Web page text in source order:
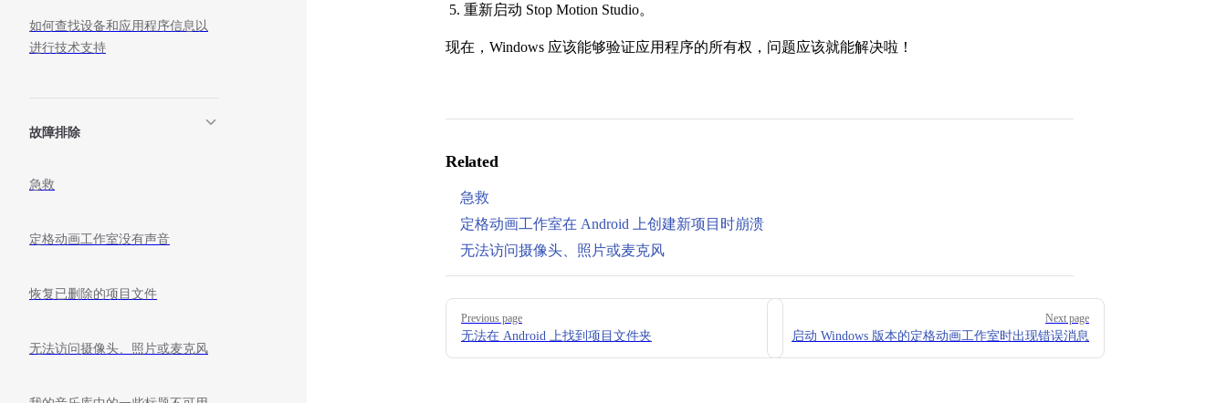
如何查找设备和应用程序信息以
进行技术支持
故障排除
急救
定格动画工作室没有声音
恢复已删除的项目文件
无法访问摄像头、照片或麦克风
重新启动 Stop Motion Studio。
现在，Windows 应该能够验证应用程序的所有权，问题应该就能解决啦！
Related
急救
定格动画工作室在 Android 上创建新项目时崩溃
无法访问摄像头、照片或麦克风
Pager
Previous page
无法在 Android 上找到项目文件夹
Next page
启动 Windows 版本的定格动画工作室时出现错误消息